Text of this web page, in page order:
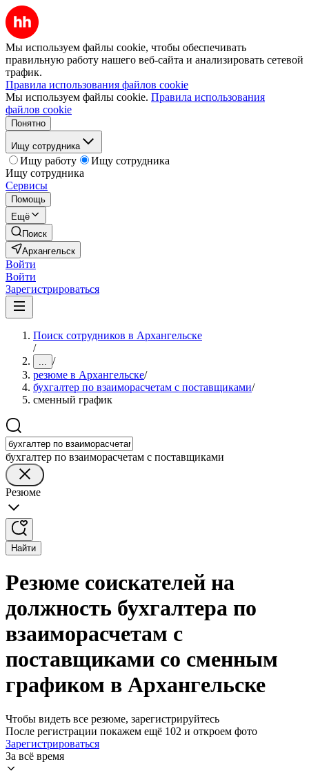
Мы используем файлы cookie, чтобы обеспечивать
правильную работу нашего веб-сайта и анализировать сетевой
трафик.
Правила использования файлов cookie
Мы используем файлы cookie. Правила использования
файлов cookie
Понятно
Ищу сотрудника
Ищу работу
Ищу сотрудника
Ищу сотрудника
Сервисы
Помощь
Ещё
Поиск
Архангельск
Войти
Войти
Зарегистрироваться
Поиск сотрудников в Архангельске
/
... /
резюме в Архангельске/
бухгалтер по взаиморасчетам с поставщиками/
сменный график
бухгалтер по взаиморасчетам с поставщиками
Резюме
Найти
Резюме соискателей на
должность бухгалтера по
взаиморасчетам с
поставщиками со сменным
графиком в Архангельске
Чтобы видеть все резюме, зарегистрируйтесь
После регистрации покажем ещё 102 и откроем фото
Зарегистрироваться
За всё время